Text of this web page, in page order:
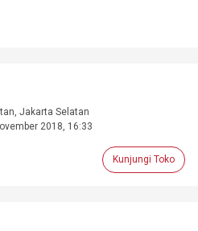
Jakarta Selatan
2018, 16:33
Kunjungi Toko